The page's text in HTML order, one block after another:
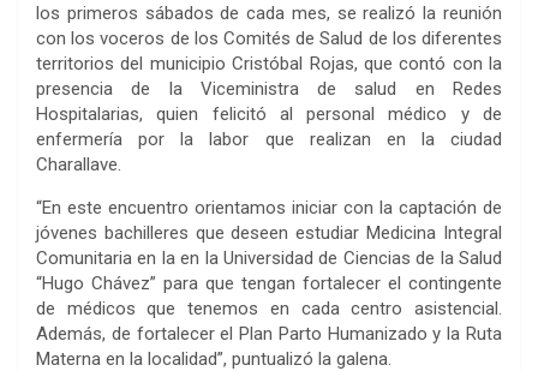
los primeros sábados de cada mes, se realizó la reunión
con los voceros de los Comités de Salud de los diferentes
territorios del municipio Cristóbal Rojas, que contó con la
presencia de la Viceministra de salud en Redes
Hospitalarias, quien felicitó al personal médico y de
enfermería por la labor que realizan en la ciudad
Charallave.
“En este encuentro orientamos iniciar con la captación de
jóvenes bachilleres que deseen estudiar Medicina Integral
Comunitaria en la en la Universidad de Ciencias de la Salud
“Hugo Chávez” para que tengan fortalecer el contingente
de médicos que tenemos en cada centro asistencial.
Además, de fortalecer el Plan Parto Humanizado y la Ruta
Materna en la localidad”, puntualizó la galena.